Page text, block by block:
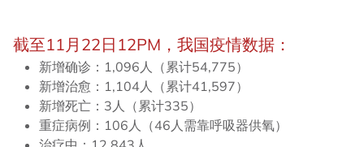
截至11月22日12PM，我国疫情数据：
新增确诊：1,096人（累计54,775）
新增治愈：1,104人（累计41,597）
新增死亡：3人（累计335）
重症病例：106人（46人需靠呼吸器供氧）